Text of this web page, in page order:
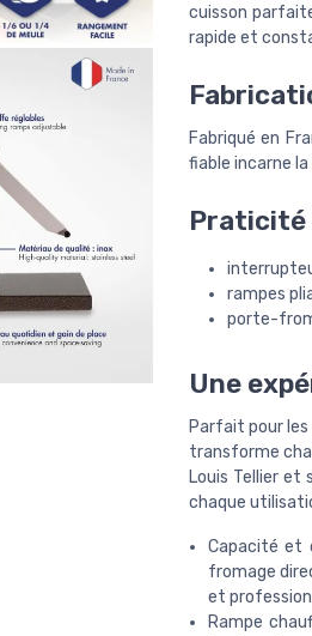
cuisson
rapide et
Fabriqué en
fiable incarne
Praticité
rampes
porte-
Une
Parfait pour
transforme
Louis Tellier
chaque
Capacité et
fromage
et
Rampe